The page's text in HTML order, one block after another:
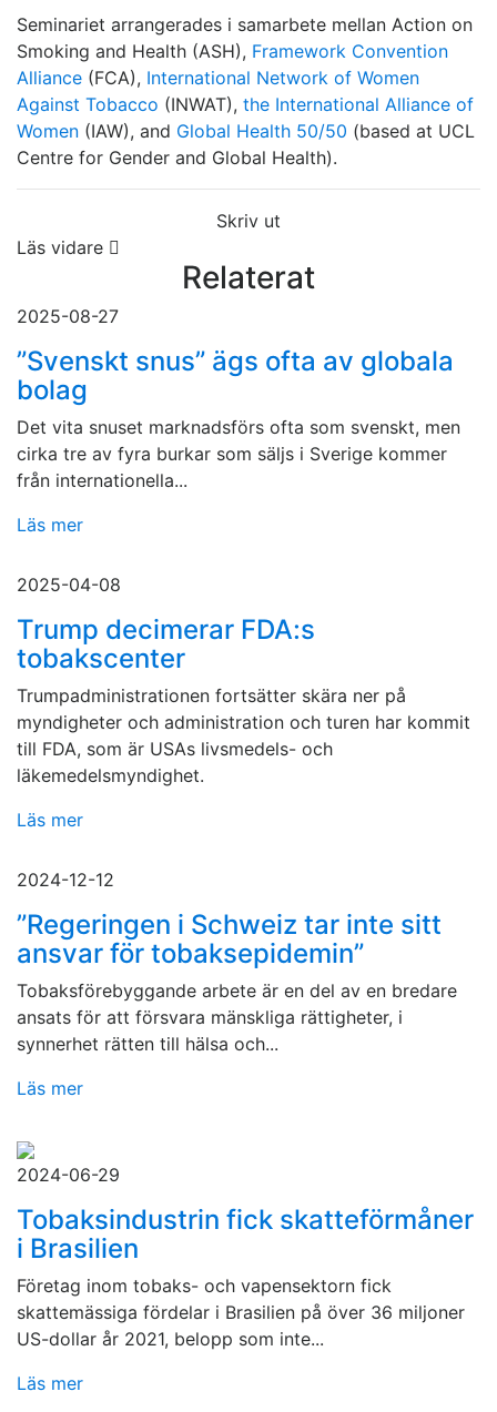
Seminariet arrangerades i samarbete mellan Action on
Smoking and Health (ASH), Framework Convention
Alliance (FCA), International Network of Women
Against Tobacco (INWAT), the International Alliance of
Women (IAW), and Global Health 50/50 (based at UCL
Centre for Gender and Global Health).
Skriv ut
Läs vidare
Relaterat
2025-08-27
”Svenskt snus” ägs ofta av globala
bolag
Det vita snuset marknadsförs ofta som svenskt, men
cirka tre av fyra burkar som säljs i Sverige kommer
från internationella...
Läs mer
2025-04-08
Trump decimerar FDA:s
tobakscenter
Trumpadministrationen fortsätter skära ner på
myndigheter och administration och turen har kommit
till FDA, som är USAs livsmedels- och
läkemedelsmyndighet.
Läs mer
2024-12-12
”Regeringen i Schweiz tar inte sitt
ansvar för tobaksepidemin”
Tobaksförebyggande arbete är en del av en bredare
ansats för att försvara mänskliga rättigheter, i
synnerhet rätten till hälsa och...
Läs mer
2024-06-29
Tobaksindustrin fick skatteförmåner
i Brasilien
Företag inom tobaks- och vapensektorn fick
skattemässiga fördelar i Brasilien på över 36 miljoner
US-dollar år 2021, belopp som inte...
Läs mer